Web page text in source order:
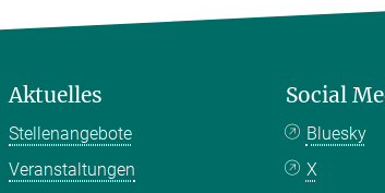
Aktuelles
Stellenangebote
Veranstaltungen
Social
Bluesky
X